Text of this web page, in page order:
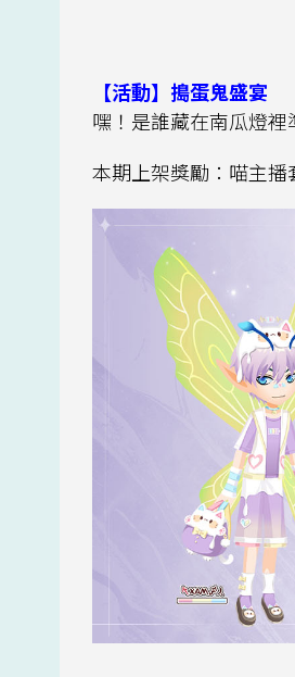
【活動】搗蛋鬼盛宴
嘿！是誰藏在南瓜燈
本期上架獎勵：喵主播